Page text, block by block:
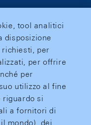
tool analitici
disposizione
richiesti, per
per offrire
per
utilizzo al fine
si
a fornitori di
mondo), dei